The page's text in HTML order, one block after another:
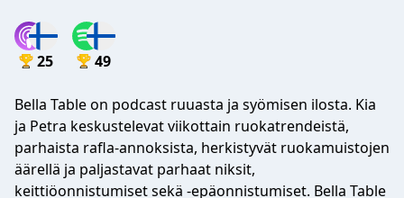
25 49
Bella Table on podcast ruuasta ja syömisen ilosta. Kia
ja Petra keskustelevat viikottain ruokatrendeistä,
parhaista rafla-annoksista, herkistyvät ruokamuistojen
äärellä ja paljastavat parhaat niksit,
keittiöonnistumiset sekä -epäonnistumiset. Bella Table